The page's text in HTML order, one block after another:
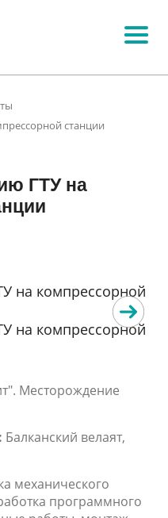
станции
ГТУ на
Месторождение
Балканский велаят,
механического
программного